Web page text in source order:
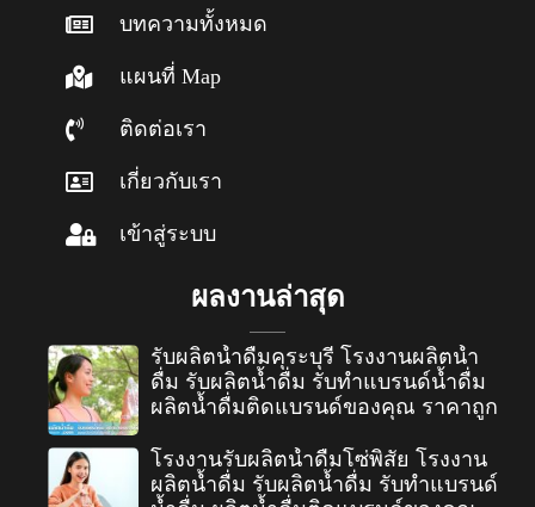
บทความทั้งหมด
แผนที่ Map
ติดต่อเรา
เกี่ยวกับเรา
เข้าสู่ระบบ
ผลงานล่าสุด
รับผลิตน้ำดื่มคุระบุรี โรงงานผลิตน้ำ
ดื่ม รับผลิตน้ำดื่ม รับทำแบรนด์น้ำดื่ม
ผลิตน้ำดื่มติดแบรนด์ของคุณ ราคาถูก
โรงงานรับผลิตน้ำดื่มโซ่พิสัย โรงงาน
ผลิตน้ำดื่ม รับผลิตน้ำดื่ม รับทำแบรนด์